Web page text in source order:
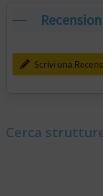
Scrivi una
Cerca